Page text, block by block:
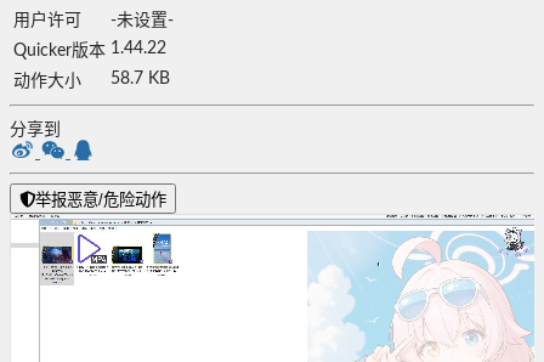
用户许可
-未设置-
Quicker版本 1.44.22
动作大小
58.7 KB
分享到
举报恶意/危险动作